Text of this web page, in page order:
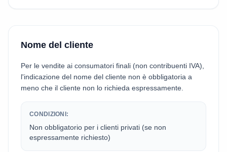
Nome del cliente
Per le vendite ai consumatori finali (non contribuenti IVA),
l'indicazione del nome del cliente non è obbligatoria a
meno che il cliente non lo richieda espressamente.
CONDIZIONI:
Non obbligatorio per i clienti privati (se non
espressamente richiesto)